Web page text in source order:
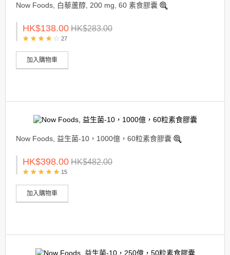
Now Foods, 白藜蘆醇, 200 mg, 60 素食膠囊
HK$138.00 HK$283.00
27
加入購物車
Now Foods, 益生菌-10，1000億，60粒素食膠囊
HK$398.00 HK$482.00
15
加入購物車